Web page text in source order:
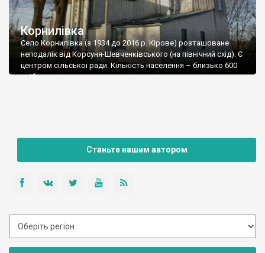
Корнилівка
Село Корнилівка (з 1934 до 2016 р. Кірове) розташоване
неподалік від Корсуня-Шевченківського (на північний схід). Є
центром сільської ради. Кількість населення – близько 600
осіб.
Станьте нашим автором